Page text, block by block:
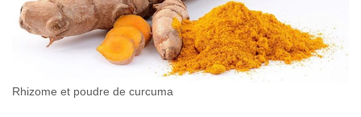
Rhizome et poudre de curcuma